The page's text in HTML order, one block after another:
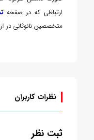
ارتباطی که در صفحه
متخصصین نانوثانی در
نظرات کاربران
ثبت نظر